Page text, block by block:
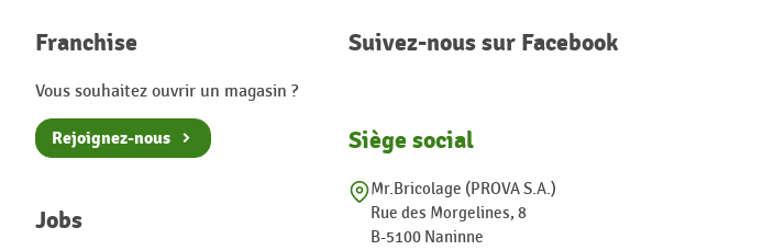
Franchise
Vous souhaitez ouvrir un magasin ?
Rejoignez-nous
Jobs
Suivez-nous sur Facebook
Siège social
Mr.Bricolage (PROVA S.A.)
Rue des Morgelines, 8
B-5100 Naninne